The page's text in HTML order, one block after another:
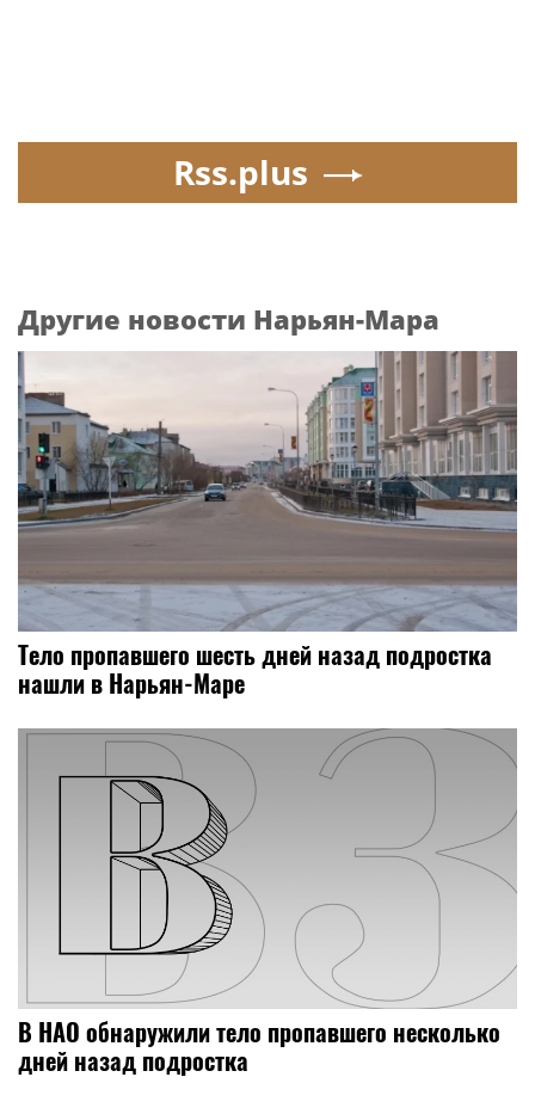
Rss.plus
Другие новости Нарьян-Мара
Тело пропавшего шесть дней назад подростка
нашли в Нарьян-Маре
В НАО обнаружили тело пропавшего несколько
дней назад подростка